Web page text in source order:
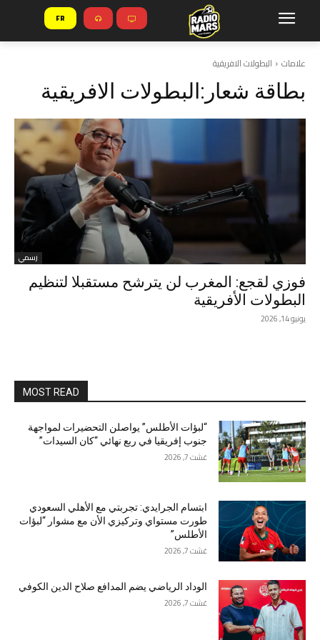
FR
علامات البطولات الافريقية
بطاقة شعار:البطولات الافريقية
رسمي
فوزي لقجع: المغرب لن يترشح مستقبلا لتنظيم
البطولات الأفريقية
يونيو 14, 2026
MOST READ
“لبؤات الأطلس” يواصلن التحضيرات لمواجهة
جنوب إفريقيا في ربع نهائي “كان السيدات”
غشت 7, 2026
ابتسام الجرايدي: تجربتي مع الأهلي السعودي
طورت مستواي وتركيزي الأن مع مشوار “لبؤات
الأطلس”
غشت 7, 2026
الوداد الرياضي يضم المدافع صلاح الدين الكوفي
غشت 7, 2026